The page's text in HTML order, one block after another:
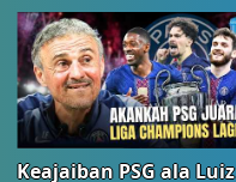
Keajaiban PSG ala Luiz